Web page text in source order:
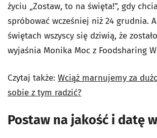
życiu „Zostaw, to na święta!”, gdy
spróbować wcześniej niż 24 grudnia.
świętach wszyscy się dziwią, że
wyjaśnia Monika Moc z Foodsharing
Czytaj także: Wciąż marnujemy za
sobie z tym radzić?
Postaw na jakość i datę